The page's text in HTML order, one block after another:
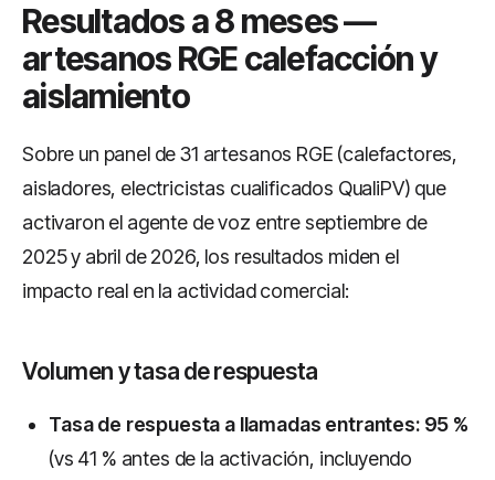
Resultados a 8 meses —
artesanos RGE calefacción y
aislamiento
Sobre un panel de 31 artesanos RGE (calefactores,
aisladores, electricistas cualificados QualiPV) que
activaron el agente de voz entre septiembre de
2025 y abril de 2026, los resultados miden el
impacto real en la actividad comercial:
Volumen y tasa de respuesta
Tasa de respuesta a llamadas entrantes: 95 %
(vs 41 % antes de la activación, incluyendo